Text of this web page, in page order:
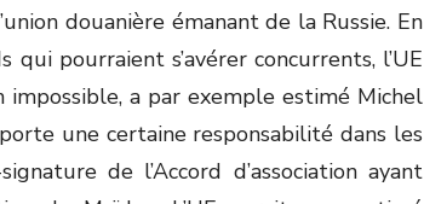
douanière émanant de la Russie. En
pourraient s’avérer concurrents, l’UE
impossible, a par exemple estimé Michel
une certaine responsabilité dans les
de l’Accord d’association ayant